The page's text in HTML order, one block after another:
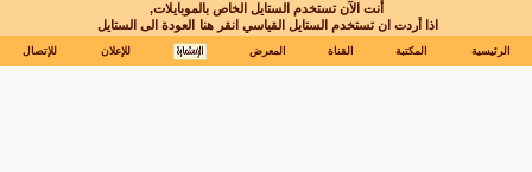
أنت الآن تستخدم الستايل الخاص بالموبايلات,
اذا أردت ان تستخدم الستايل القياسي انقر هنا العودة الى الستايل
الرئيسية المكتبة القناة المعرض للإعلان للإتصال